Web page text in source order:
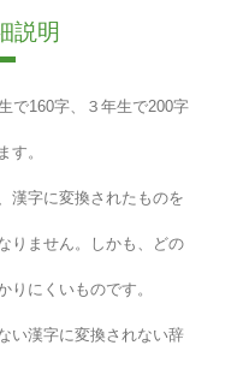
説明
で160字、３年生で200字
す。
漢字に変換されたものを
りません。しかも、どの
りにくいものです。
い漢字に変換されない辞